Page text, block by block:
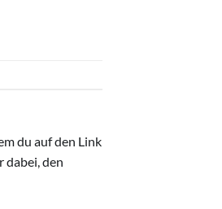
du auf den Link
dabei, den